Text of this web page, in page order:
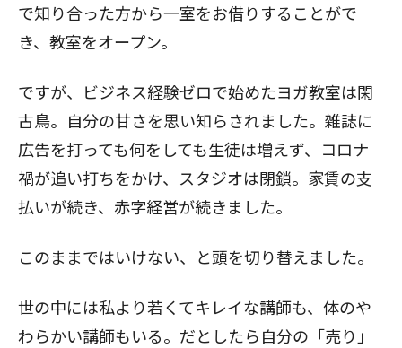
で知り合った方から一室をお借りすることがで
き、教室をオープン。
ですが、ビジネス経験ゼロで始めたヨガ教室は閑
古鳥。自分の甘さを思い知らされました。雑誌に
広告を打っても何をしても生徒は増えず、コロナ
禍が追い打ちをかけ、スタジオは閉鎖。家賃の支
払いが続き、赤字経営が続きました。
このままではいけない、と頭を切り替えました。
世の中には私より若くてキレイな講師も、体のや
わらかい講師もいる。だとしたら自分の「売り」